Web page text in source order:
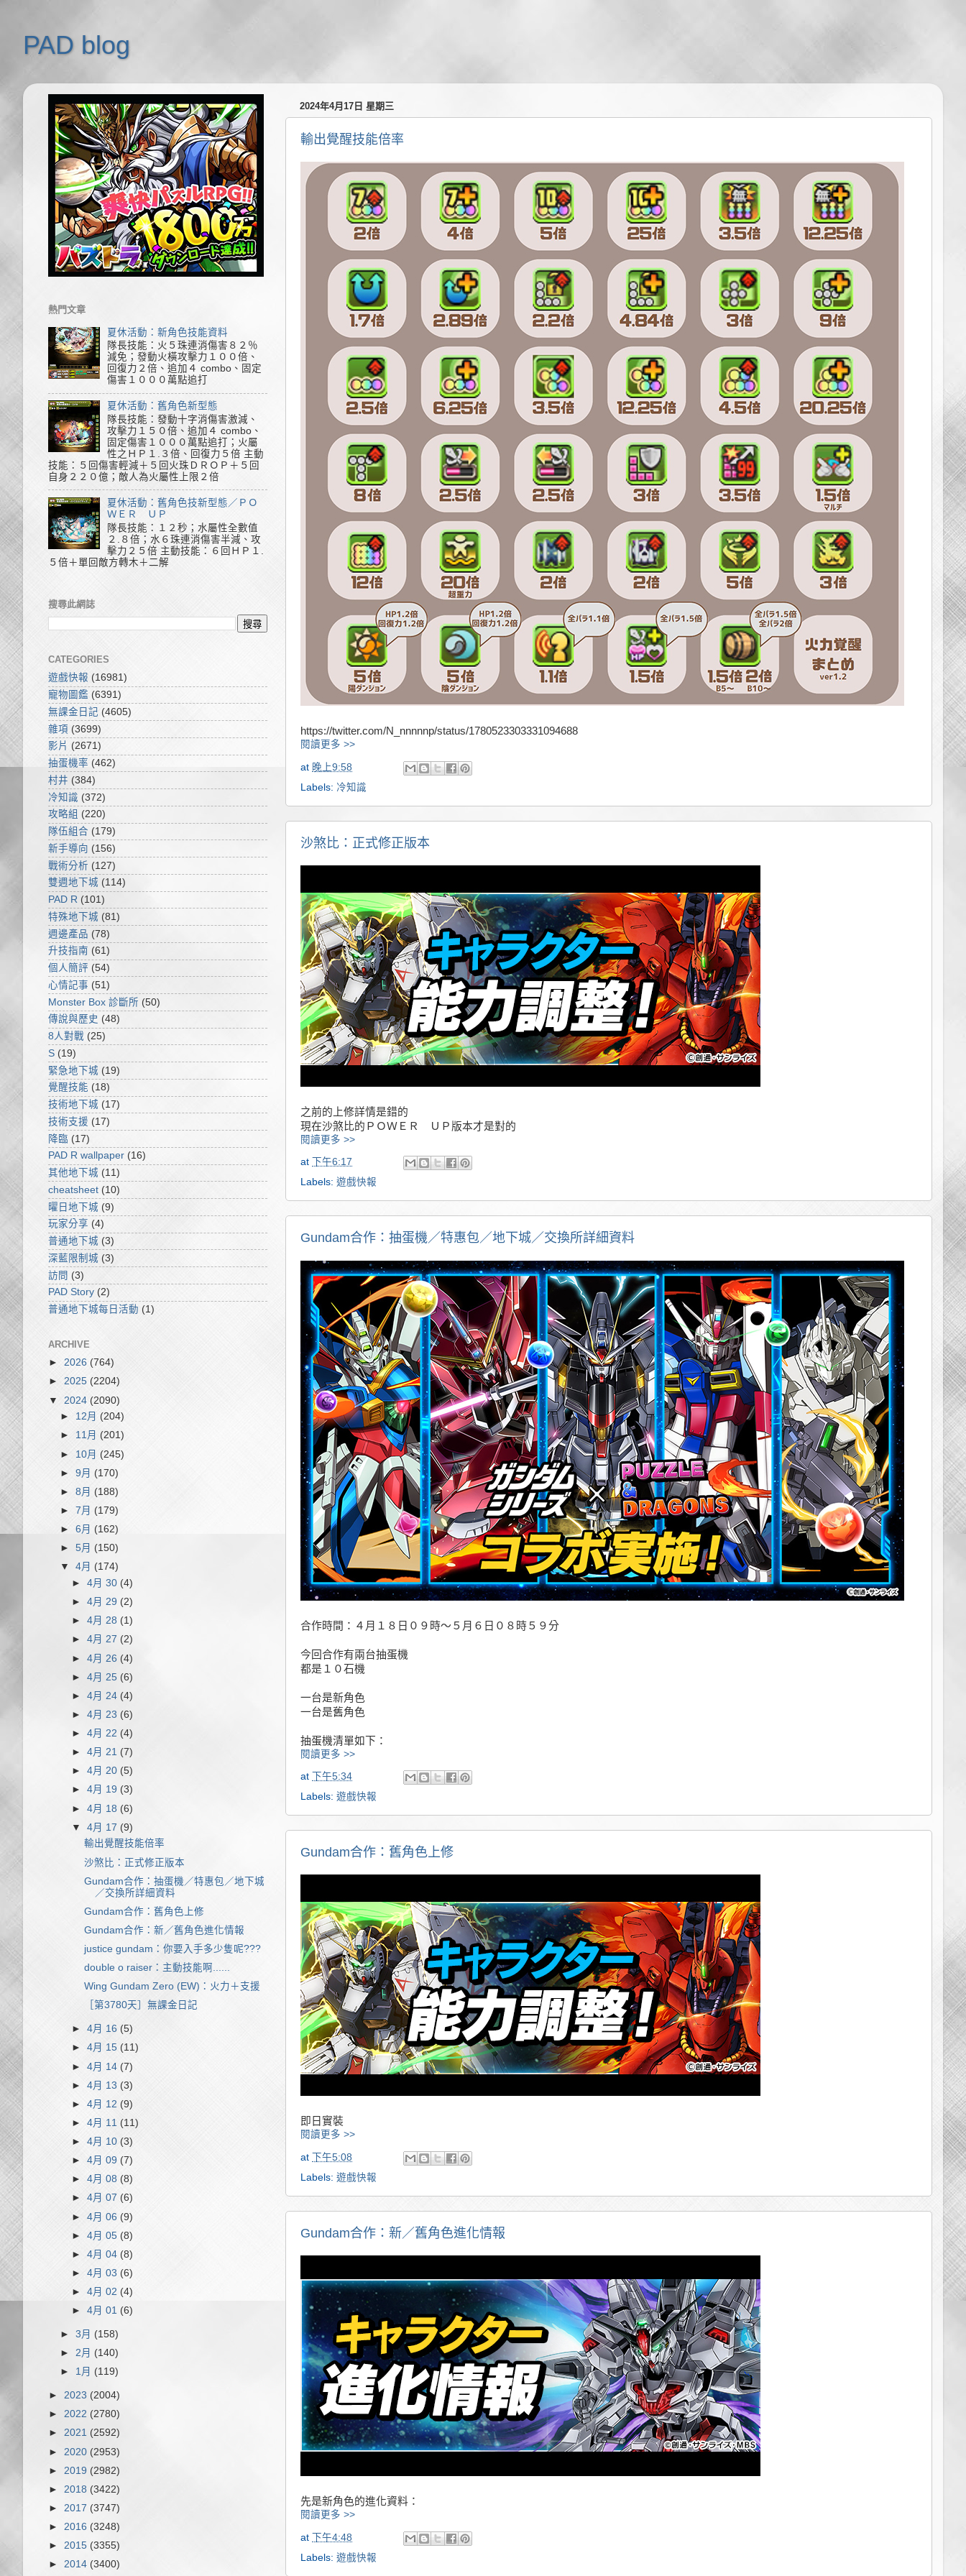
PAD blog
2024年4月17日 星期三
輸出覺醒技能倍率
https://twitter.com/N_nnnnnp/status/1780523303331094688
閱讀更多 >>
at 晚上9:58
Labels: 冷知識
沙煞比：正式修正版本
之前的上修詳情是錯的
現在沙煞比的ＰＯＷＥＲ ＵＰ版本才是對的
閱讀更多 >>
at
下午6:17
Labels: 遊戲快報
Gundam合作：抽蛋機／特惠包／地下城／交換所詳細資料
合作時間：４月１８日０９時～５月６日０８時５９分
今回合作有兩台抽蛋機
都是１０石機
一台是新角色
一台是舊角色
抽蛋機清單如下：
閱讀更多 >>
at
下午5:34
Labels: 遊戲快報
Gundam合作：舊角色上修
即日實裝
閱讀更多 >>
at
下午5:08
Labels: 遊戲快報
Gundam合作：新／舊角色進化情報
先是新角色的進化資料：
閱讀更多 >>
at 下午4:48
Labels: 遊戲快報
熱門文章
夏休活動：新角色技能資料
隊長技能：火５珠連消傷害８２％
減免；發動火橫攻擊力１００倍、
回復力２倍、追加４ combo、固定
傷害１０００萬點追打
夏休活動：舊角色新型態
隊長技能：發動十字消傷害激減、
攻擊力１５０倍、追加４ combo、
固定傷害１０００萬點追打；火屬
性之ＨＰ１.３倍、回復力５倍 主動
技能：５回傷害輕減＋５回火珠ＤＲＯＰ＋５回
自身２２０億；敵人為火屬性上限２倍
夏休活動：舊角色技新型態／ＰＯ
ＷＥＲ ＵＰ
隊長技能：１２秒；水屬性全數值
２.８倍；水６珠連消傷害半減、攻
擊力２５倍 主動技能：６回ＨＰ１.
５倍＋單回敵方轉木＋二解
搜尋此網誌
CATEGORIES
遊戲快報 (16981)
寵物圖鑑 (6391)
無課金日記 (4605)
雜項 (3699)
影片 (2671)
抽蛋機率 (462)
村井 (384)
冷知識 (372)
攻略組 (220)
隊伍組合 (179)
新手導向 (156)
戰術分析 (127)
雙週地下城 (114)
PAD R (101)
特殊地下城 (81)
週邊產品 (78)
升技指南 (61)
個人簡評 (54)
心情記事 (51)
Monster Box 診斷所 (50)
傳說與歷史 (48)
8人對戰 (25)
S (19)
緊急地下城 (19)
覺醒技能 (18)
技術地下城 (17)
技術支援 (17)
降臨 (17)
PAD R wallpaper (16)
其他地下城 (11)
cheatsheet (10)
曜日地下城 (9)
玩家分享 (4)
普通地下城 (3)
深藍限制城 (3)
訪問 (3)
PAD Story (2)
普通地下城每日活動 (1)
ARCHIVE
► 2026 (764)
► 2025 (2204)
▼ 2024 (2090)
► 12月(204)
► 11月 (201)
► 10月 (245)
►9月(170)
►8月 (188)
►7月 (179)
►6月 (162)
►5月 (150)
▼4月 (174)
►4月 30 (4)
►4月 29 (2)
►4月 28 (1)
►4月 27 (2)
►4月 26 (4)
►4月 25 (6)
►4月 24 (4)
►4月 23 (6)
►4月 22 (4)
►4月 21 (7)
►4月 20 (5)
►4月 19 (3)
►4月 18(6)
▼4月 17 (9)
輸出覺醒技能倍率
沙煞比：正式修正版本
Gundam合作：抽蛋機／特惠包／地下城
／交換所詳細資料
Gundam合作：舊角色上修
Gundam合作：新／舊角色進化情報
justice gundam：你要入手多少隻呢???
double o raiser：主動技能啊......
Wing Gundam Zero (EW)：火力＋支援
［第3780天］無課金日記
►4月 16 (5)
►4月 15 (11)
►4月 14 (7)
►4月 13 (3)
►4月 12 (9)
►4月 11 (11)
►4月 10(3)
►4月 09 (7)
►4月 08(8)
►4月 07(6)
►4月 06 (9)
►4月 05(8)
►4月 04 (8)
►4月 03(6)
►4月 02(4)
►4月 01 (6)
►3月 (158)
►2月 (140)
► 1月 (119)
► 2023 (2004)
► 2022 (2780)
► 2021 (2592)
► 2020 (2953)
► 2019 (2982)
► 2018 (3422)
► 2017 (3747)
► 2016 (3248)
► 2015 (3355)
► 2014 (3400)